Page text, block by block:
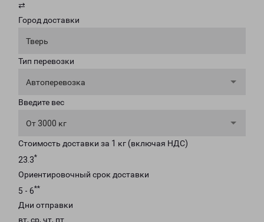
⇄
Город доставки
Тверь
Тип перевозки
Автоперевозка
Введите вес
От 3000 кг
Стоимость доставки за 1 кг (включая НДС)
23.3*
Ориентировочный срок доставки
5 - 6**
Дни отправки
вт, ср, чт, пт